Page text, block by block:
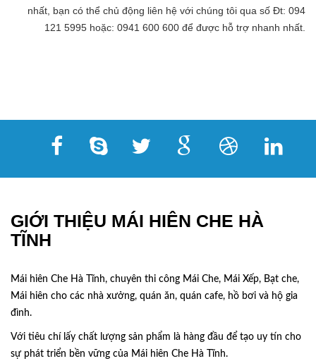
nhất, bạn có thể chủ động liên hệ với chúng tôi qua số Đt: 094
121 5995 hoặc: 0941 600 600 để được hỗ trợ nhanh nhất.
GIỚI THIỆU MÁI HIÊN CHE HÀ
TĨNH
Mái hiên Che Hà Tĩnh, chuyên thi công Mái Che, Mái Xếp, Bạt che,
Mái hiên cho các nhà xưởng, quán ăn, quán cafe, hồ bơi và hộ gia
đình.
Với tiêu chí lấy chất lượng sản phẩm là hàng đầu để tạo uy tín cho
sự phát triển bền vững của Mái hiên Che Hà Tĩnh.